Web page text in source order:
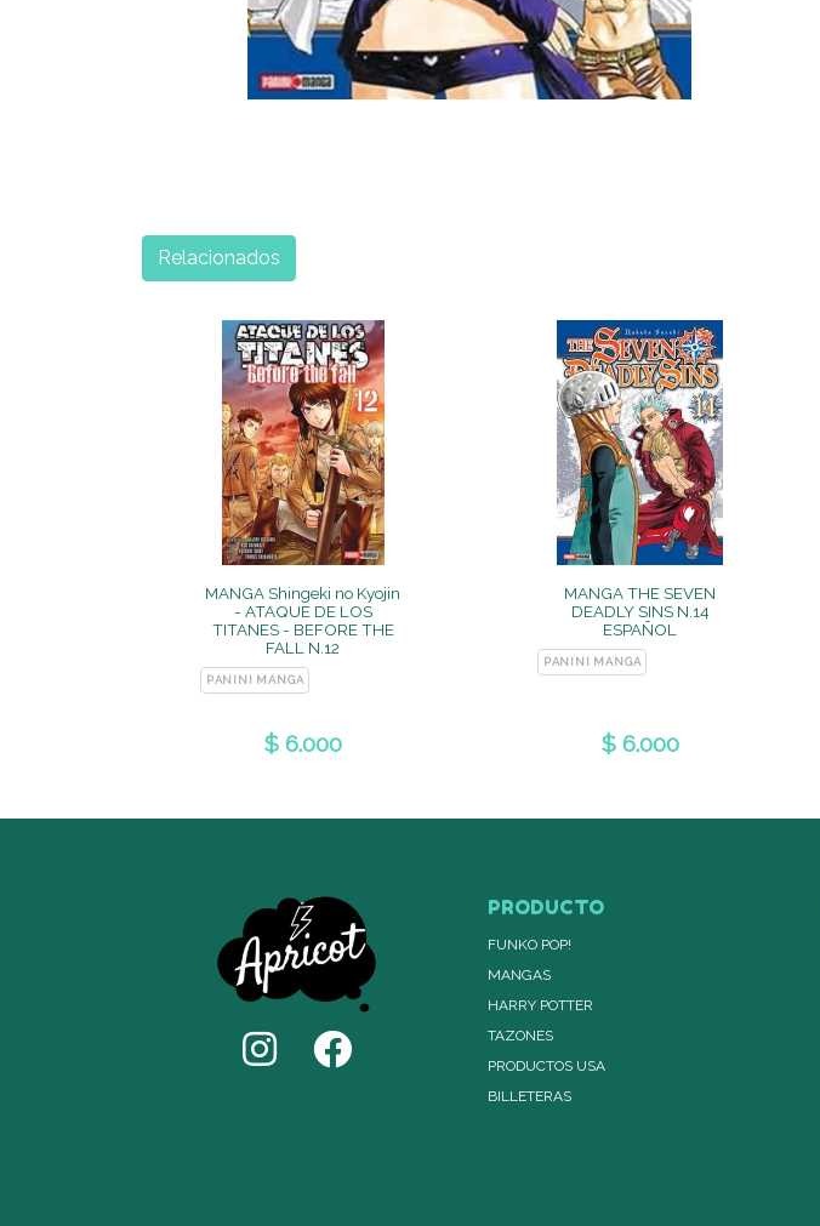
MANGA Shingeki no Kyojin
- ATAQUE DE LOS
TITANES - BEFORE THE
FALL N.12
PANINI MANGA
$ 6.000
MANGA THE SEVEN
DEADLY SINS N.14
ESPAÑOL
PANINI MANGA
$ 6.000
Relacionados
PRODUCTO
FUNKO POP!
MANGAS
HARRY POTTER
TAZONES
PRODUCTOS USA
BILLETERAS